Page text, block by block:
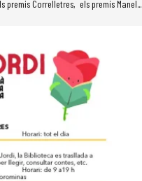
premis Correlletres, els premis Manel...